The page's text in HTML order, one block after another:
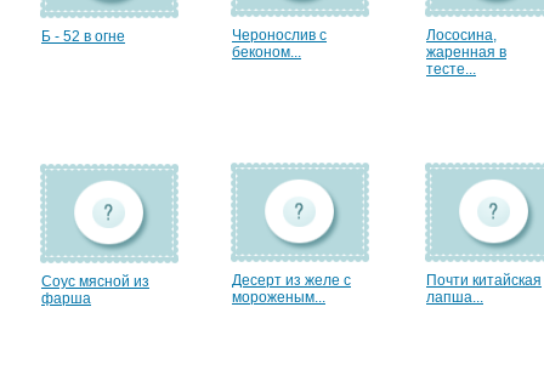
Б - 52 в огне
Черонослив с
беконом...
Лососина,
жаренная в
тесте...
Соус мясной из
фарша
Десерт из желе с
мороженым...
Почти китайская
лапша...